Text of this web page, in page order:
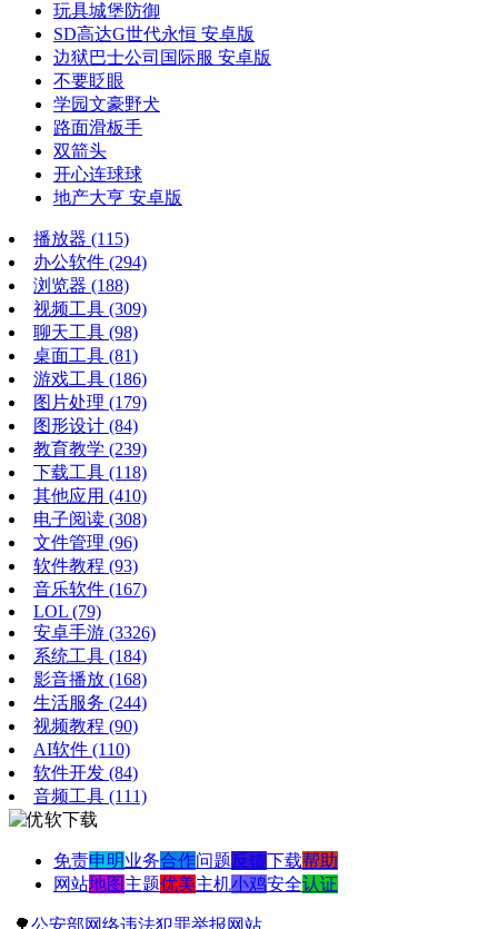
玩具城堡防御
SD高达G世代永恒 安卓版
边狱巴士公司国际服 安卓版
不要眨眼
学园文豪野犬
路面滑板手
双箭头
开心连球球
地产大亨 安卓版
播放器 (115)
办公软件 (294)
浏览器 (188)
视频工具 (309)
聊天工具 (98)
桌面工具 (81)
游戏工具 (186)
图片处理 (179)
图形设计 (84)
教育教学 (239)
下载工具 (118)
其他应用 (410)
电子阅读 (308)
文件管理 (96)
软件教程 (93)
音乐软件 (167)
LOL (79)
安卓手游 (3326)
系统工具 (184)
影音播放 (168)
生活服务 (244)
视频教程 (90)
AI软件 (110)
软件开发 (84)
音频工具 (111)
免责申明业务合作问题反馈下载帮助
网站地图 主题优美主机小鸡安全认证